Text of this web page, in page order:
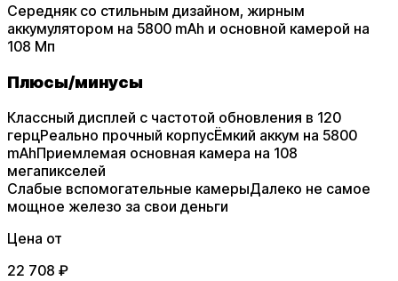
Cередняк со стильным дизайном, жирным
аккумулятором на 5800 mAh и основной камерой на
108 Мп
Плюсы/минусы
Классный дисплей с частотой обновления в 120
герцРеально прочный корпусЁмкий аккум на 5800
mAhПриемлемая основная камера на 108
мегапикселей
Слабые вспомогательные камерыДалеко не самое
мощное железо за свои деньги
Цена от
22 708 ₽